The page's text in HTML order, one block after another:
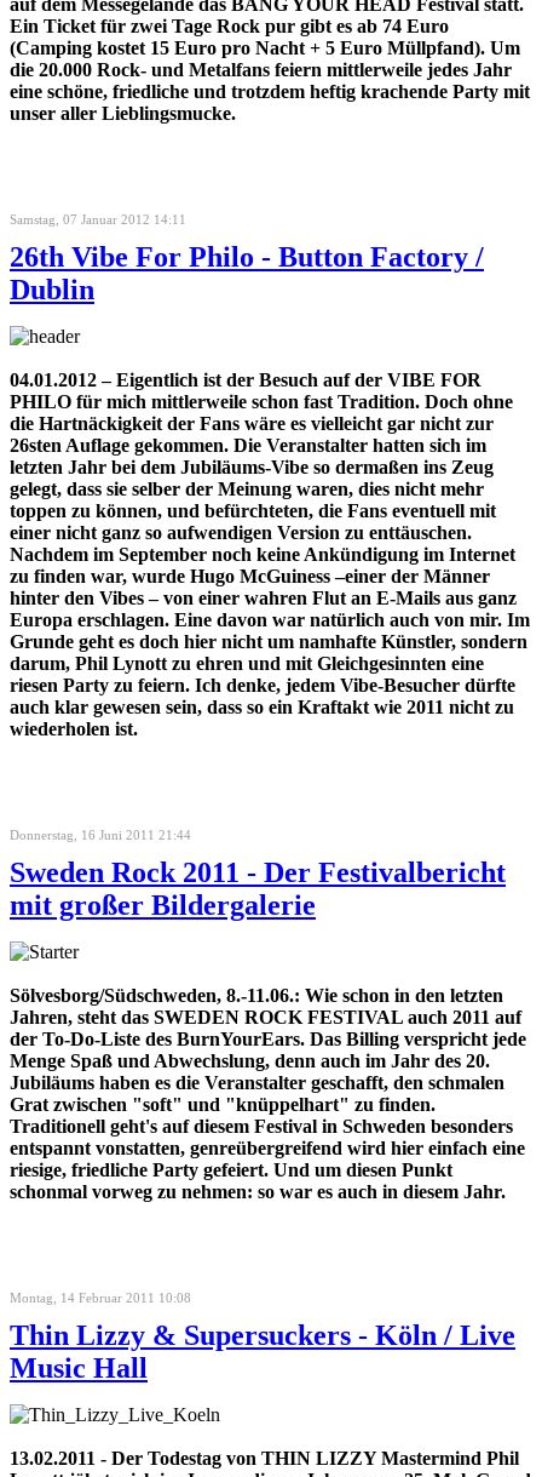
Ein Ticket für zwei Tage Rock pur gibt es ab 74 Euro
(Camping kostet 15 Euro pro Nacht + 5 Euro Müllpfand). Um
die 20.000 Rock- und Metalfans feiern mittlerweile jedes Jahr
eine schöne, friedliche und trotzdem heftig krachende Party mit
unser aller Lieblingsmucke.
Samstag, 07 Januar 2012 14:11
26th Vibe For Philo - Button Factory /
Dublin
04.01.2012 – Eigentlich ist der Besuch auf der VIBE FOR
PHILO für mich mittlerweile schon fast Tradition. Doch ohne
die Hartnäckigkeit der Fans wäre es vielleicht gar nicht zur
26sten Auflage gekommen. Die Veranstalter hatten sich im
letzten Jahr bei dem Jubiläums-Vibe so dermaßen ins Zeug
gelegt, dass sie selber der Meinung waren, dies nicht mehr
toppen zu können, und befürchteten, die Fans eventuell mit
einer nicht ganz so aufwendigen Version zu enttäuschen.
Nachdem im September noch keine Ankündigung im Internet
zu finden war, wurde Hugo McGuiness –einer der Männer
hinter den Vibes – von einer wahren Flut an E-Mails aus ganz
Europa erschlagen. Eine davon war natürlich auch von mir. Im
Grunde geht es doch hier nicht um namhafte Künstler, sondern
darum, Phil Lynott zu ehren und mit Gleichgesinnten eine
riesen Party zu feiern. Ich denke, jedem Vibe-Besucher dürfte
auch klar gewesen sein, dass so ein Kraftakt wie 2011 nicht zu
wiederholen ist.
Donnerstag, 16 Juni 2011 21:44
Sweden Rock 2011 - Der Festivalbericht
mit großer Bildergalerie
Sölvesborg/Südschweden, 8.-11.06.: Wie schon in den letzten
Jahren, steht das SWEDEN ROCK FESTIVAL auch 2011 auf
der To-Do-Liste des BurnYourEars. Das Billing verspricht jede
Menge Spaß und Abwechslung, denn auch im Jahr des 20.
Jubiläums haben es die Veranstalter geschafft, den schmalen
Grat zwischen "soft" und "knüppelhart" zu finden.
Traditionell geht's auf diesem Festival in Schweden besonders
entspannt vonstatten, genreübergreifend wird hier einfach eine
riesige, friedliche Party gefeiert. Und um diesen Punkt
schonmal vorweg zu nehmen: so war es auch in diesem Jahr.
Montag, 14 Februar 2011 10:08
Thin Lizzy & Supersuckers - Köln / Live
Music Hall
13.02.2011 - Der Todestag von THIN LIZZY Mastermind Phil